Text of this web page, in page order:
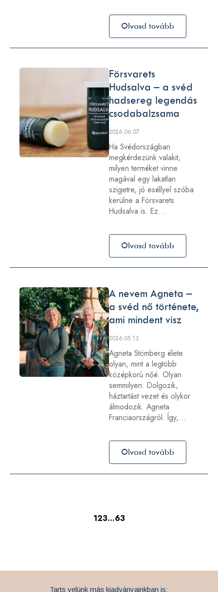
Olvasd tovább
Försvarets
Hudsalva – a svéd
hadsereg legendás
csodabalzsama
2026.06.07.
Ha Svédországban
megkérdezünk valakit,
milyen terméket vinne
magával egy lakatlan
szigetre, jó eséllyel szóba
kerülne a Försvarets
Hudsalva is. Ez…
Olvasd tovább
A nevem Agneta –
a svéd nő története,
ami mindent visz
2026.05.13.
Agneta Stömberg élete
olyan, mint a legtöbb
középkorú nőé. Olyan
semmilyen. Dolgozik,
háztartást vezet és olykor
álmodozik. Agneta
Franciaországról. Így,…
Olvasd tovább
123…63
Tarts velünk más kiadványainkban is: